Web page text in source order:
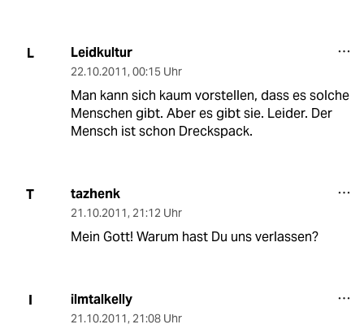
L Leidkultur
22.10.2011, 00:15 Uhr
Man kann sich kaum vorstellen, dass es solche
Menschen gibt. Aber es gibt sie. Leider. Der
Mensch ist schon Dreckspack.
T tazhenk
21.10.2011, 21:12 Uhr
Mein Gott! Warum hast Du uns verlassen?
I ilmtalkelly
21.10.2011, 21:08 Uhr